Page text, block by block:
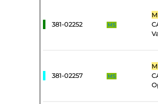
381-02252 MS
381-02257 MS